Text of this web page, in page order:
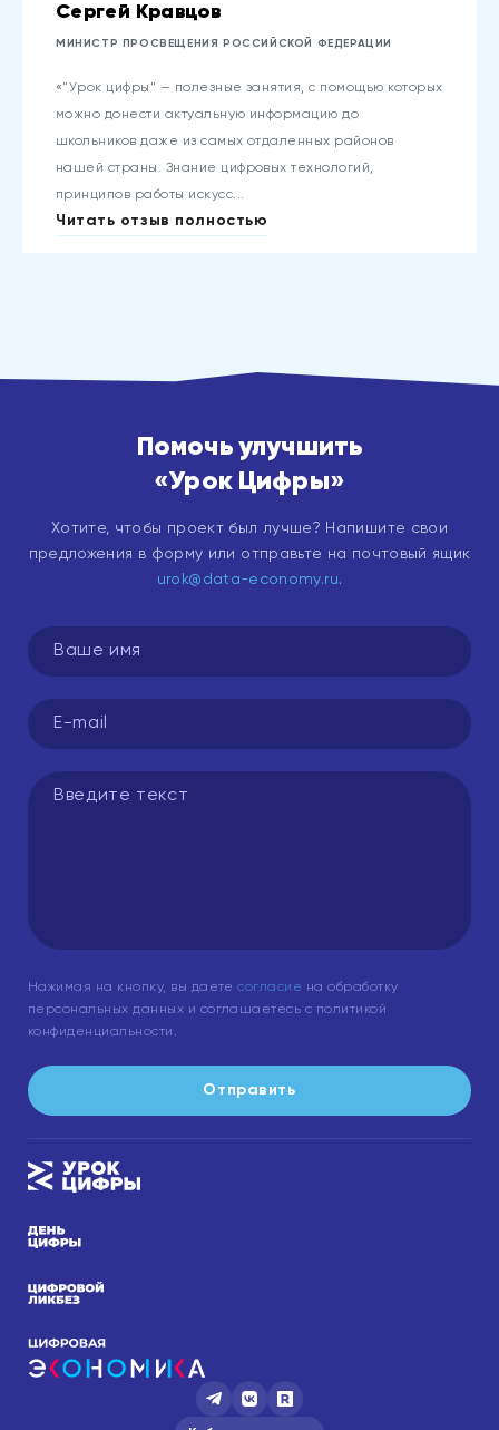
Сергей Кравцов
МИНИСТР ПРОСВЕЩЕНИЯ РОССИЙСКОЙ ФЕДЕРАЦИИ
«"Урок цифры" — полезные занятия, с помощью которых
можно донести актуальную информацию до
школьников даже из самых отдаленных районов
нашей страны. Знание цифровых технологий,
принципов работы искусс...
Читать отзыв полностью
Помочь улучшить
«Урок Цифры»
Хотите, чтобы проект был лучше? Напишите свои
предложения в форму или отправьте на почтовый ящик
urok@data-economy.ru.
Нажимая на кнопку, вы даетесогласие на обработку
персональных данных и соглашаетесь с политикой
конфиденциальности.
Отправить